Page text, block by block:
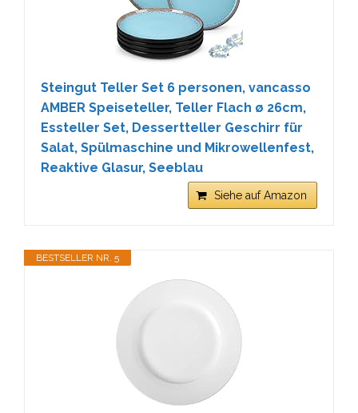
Steingut Teller Set 6 personen, vancasso
AMBER Speiseteller, Teller Flach ø 26cm,
Essteller Set, Dessertteller Geschirr für
Salat, Spülmaschine und Mikrowellenfest,
Reaktive Glasur, Seeblau
Siehe auf Amazon
BESTSELLER NR. 5